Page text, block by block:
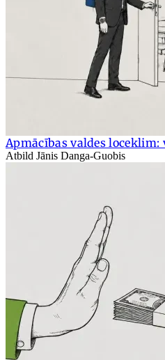
Apmācības valdes
Atbild Jānis Danga-Guobis